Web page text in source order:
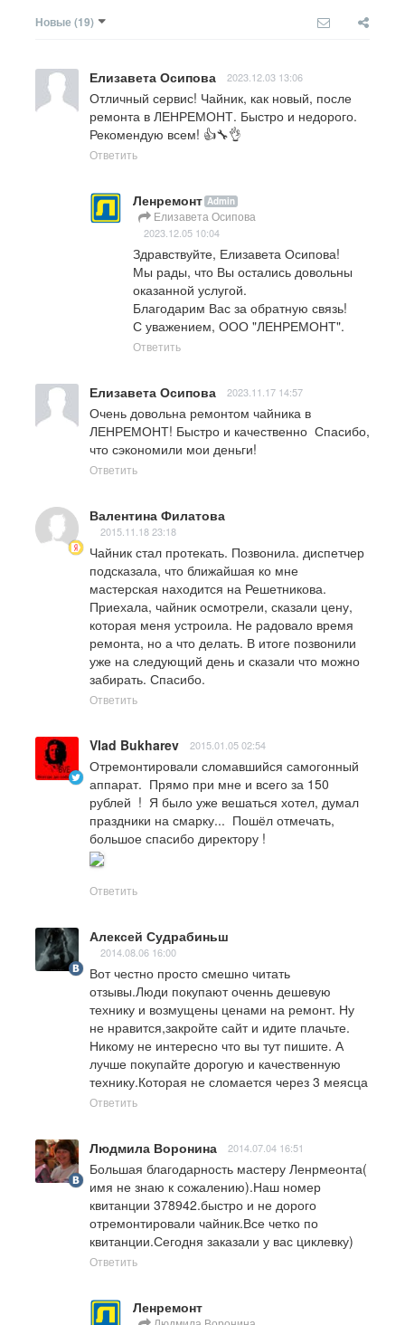
Новые (19)
Елизавета Осипова 2023.12.03 13:06
Отличный сервис! Чайник, как новый, после
ремонта в ЛЕНРЕМОНТ. Быстро и недорого.
Рекомендую всем! 👍🔧👌
Ответить
Ленремонт Admin
Елизавета Осипова
2023.12.05 10:04
Здравствуйте, Елизавета Осипова!
Мы рады, что Вы остались довольны
оказанной услугой.
Благодарим Вас за обратную связь!
С уважением, ООО "ЛЕНРЕМОНТ".
Ответить
Елизавета Осипова 2023.11.17 14:57
Очень довольна ремонтом чайника в
ЛЕНРЕМОНТ! Быстро и качественно  Спасибо,
что сэкономили мои деньги!
Ответить
Валентина Филатова
2015.11.18 23:18
Чайник стал протекать. Позвонила. диспетчер
подсказала, что ближайшая ко мне
мастерская находится на Решетникова.
Приехала, чайник осмотрели, сказали цену,
которая меня устроила. Не радовало время
ремонта, но а что делать. В итоге позвонили
уже на следующий день и сказали что можно
забирать. Спасибо.
Ответить
Vlad Bukharev 2015.01.05 02:54
Отремонтировали сломавшийся самогонный
аппарат.  Прямо при мне и всего за 150
рублей  !  Я было уже вешаться хотел, думал
праздники на смарку...  Пошёл отмечать,
большое спасибо директору !
Ответить
Алексей Судрабиньш
2014.08.06 16:00
Вот честно просто смешно читать
отзывы.Люди покупают оченнь дешевую
технику и возмущены ценами на ремонт. Ну
не нравится,закройте сайт и идите плачьте.
Никому не интересно что вы тут пишите. А
лучше покупайте дорогую и качественную
технику.Которая не сломается через 3 меясца
Ответить
Людмила Воронина 2014.07.04 16:51
Большая благодарность мастеру Ленрмеонта(
имя не знаю к сожалению).Наш номер
квитанции 378942.быстро и не дорого
отремонтировали чайник.Все четко по
квитанции.Сегодня заказали у вас циклевку)
Ответить
Ленремонт